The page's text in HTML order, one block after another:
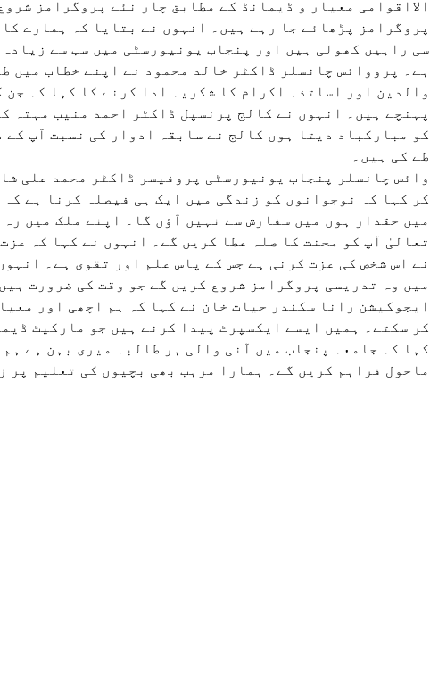
الااقوامی معیار و ڈیمانڈ کے مطابق چار نئے پروگرامز
پروگرامز پڑھائے جا رہے ہیں۔ انہوں نے بتایا کہ ہمارے
سی راہیں کھولی ہیں اور پنجاب یونیورسٹی میں سب سے
ہے۔ پرووائس چانسلر ڈاکٹر خالد محمود نے اپنے خطاب میں
والدین اور اساتذہ اکرام کا شکریہ ادا کرنے کا کہا کہ جن
پہنچے ہیں۔ انہوں نے کالج پرنسپل ڈاکٹر احمد منیب مہتہ
کو مبارکباد دیتا ہوں کالج نے سابقہ ادوار کی نسبت آپ
طے کی ہیں۔
وائس چانسلر پنجاب یونیورسٹی پروفیسر ڈاکٹر محمد علی
کر کہا کہ نوجوانوں کو زندگی میں ایک ہی فیصلہ کرنا ہے
میں حقدار ہوں میں سفارش سے نہیں آؤں گا۔ اپنے ملک میں
تعالیٰ آپ کو محنت کا صلہ عطا کریں گے۔ انہوں نے کہا کہ
نے اس شخص کی عزت کرنی ہے جس کے پاس علم اور تقوی ہے۔
میں وہ تدریسی پروگرامز شروع کریں گے جو وقت کی ضرورت
ایجوکیشن رانا سکندر حیات خان نے کہا کہ ہم اچھی اور
کر سکتے۔ ہمیں ایسے ایکسپرٹ پیدا کرنے ہیں جو مارکیٹ
کہا کہ جامعہ پنجاب میں آنی والی ہر طالبہ میری بہن ہے
ماحول فراہم کریں گے۔ ہمارا مزہب بھی بچیوں کی تعلیم پر